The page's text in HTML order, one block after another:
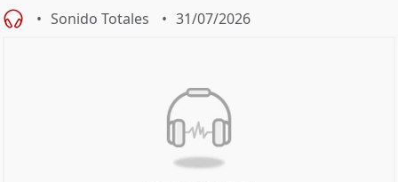
Sonido Totales 31/07/2026